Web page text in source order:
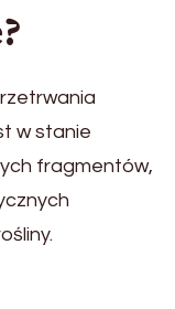
w stanie
fragmentów,